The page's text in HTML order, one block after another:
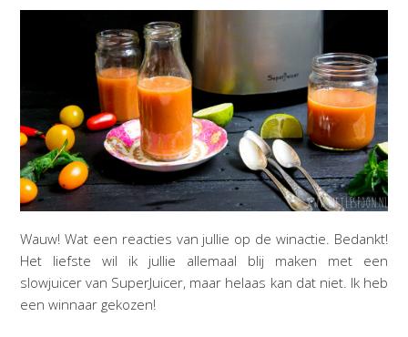
Wauw! Wat een reacties van jullie op de winactie. Bedankt!
Het liefste wil ik jullie allemaal blij maken met een
slowjuicer van SuperJuicer, maar helaas kan dat niet. Ik heb
een winnaar gekozen!